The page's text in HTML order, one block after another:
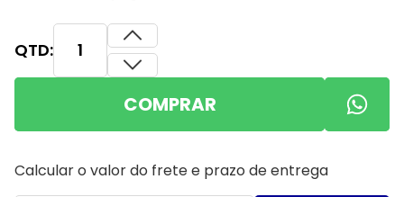
QTD:
COMPRAR
Calcular o valor do frete e prazo de entrega